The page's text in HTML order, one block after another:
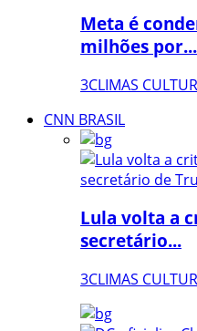
Meta é
milhões por...
3CLIMAS
CNN BRASIL
Lula volta a
secretário...
3CLIMAS